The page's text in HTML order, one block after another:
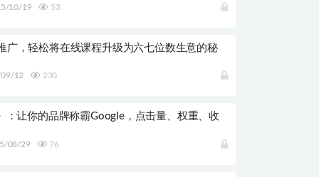
10/19 53
广，轻松将在线课程升级为六七位数生意的秘
12 230
：让你的品牌称霸Google，点击量、权重、收
08/29 76